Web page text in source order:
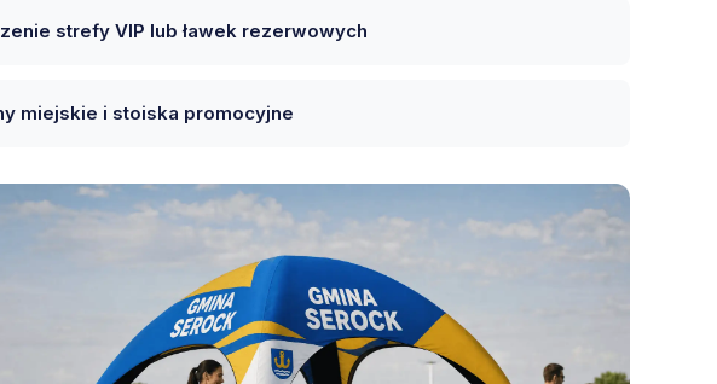
strefy VIP lub ławek rezerwowych
miejskie i stoiska promocyjne